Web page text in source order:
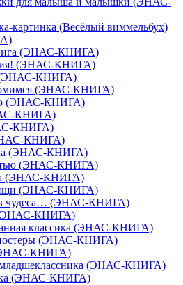
картинка (Весёлый виммельбух)
(ЭНАС-КНИГА)
(ЭНАС-КНИГА)
(ЭНАС-КНИГА)
(ЭНАС-КНИГА)
(ЭНАС-КНИГА)
КНИГА)
КНИГА)
КНИГА)
(ЭНАС-КНИГА)
(ЭНАС-КНИГА)
(ЭНАС-КНИГА)
(ЭНАС-КНИГА)
чудеса… (ЭНАС-КНИГА)
(ЭНАС-КНИГА)
классика (ЭНАС-КНИГА)
(ЭНАС-КНИГА)
КНИГА)
младшеклассника (ЭНАС-КНИГА)
(ЭНАС-КНИГА)